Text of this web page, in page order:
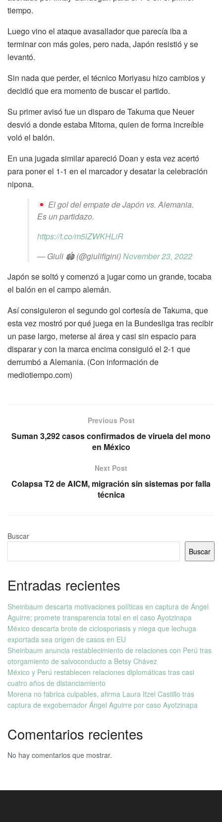
tiempo.
Luego vino el ataque avasallador que parecía iba a
terminar con más goles, pero nada, Japón resistió y se
levantó.
Sin nada que perder, el técnico Moriyasu hizo cambios y
decidió que era momento de buscar el partido.
Su primer avisó fue un disparo de Takuma que Neuer
desvió a donde estaba Mitoma, quien de forma increíble
voló el balón.
En una jugada similar apareció Doan y esta vez acertó
para poner el 1-1 en el marcador y desatar la celebración
nipona.
El gol del empate de Japón vs. Alemania.
Es un partidazo.
https://t.co/m5lZWKHLiR
— Giuli 🏟 (@giulifigini)November 23, 2022
Japón se soltó y comenzó a jugar como un grande, tocaba
el balón en el campo alemán.
Así consiguieron el segundo gol cortesía de Takuma, que
esta vez mostró por qué juega en la Bundesliga tras recibir
un pase largo, meterse al área y casi sin espacio para
disparar y con la marca encima consiguió el 2-1 que
derrumbó a Alemania. (Con información de
mediotiempo.com)
Previous Post
Suman 3,292 casos confirmados de viruela del mono
en México
Next Post
Colapsa T2 de AICM, migración sin sistemas por falla
técnica
Buscar
Buscar
Entradas recientes
Sheinbaum descarta motivaciones políticas en captura de Ángel
Aguirre; promete transparencia total en el caso Ayotzinapa
México descarta brote de ciclosporiasis y niega que lechuga
exportada sea origen de casos en EU
Sheinbaum anuncia restablecimiento de relaciones con Perú tras
otorgamiento de salvoconducto a Betsy Chávez
México y Perú restablecen relaciones diplomáticas tras casi
cuatro años de distanciamiento
Morena no fabrica culpables, afirma Laura Itzel Castillo tras
captura de exgobernador Ángel Aguirre por caso Ayotzinapa
Comentarios recientes
No hay comentarios que mostrar.